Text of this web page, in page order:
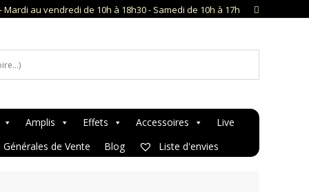
Mardi au vendredi de 10h à 18h30 - Samedi de 10h à 17h
Amplis Effets Accessoires
Live
de Vente
Blog Liste d'envies